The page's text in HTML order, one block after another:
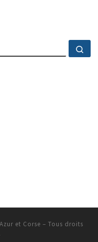
et Corse – Tous droits